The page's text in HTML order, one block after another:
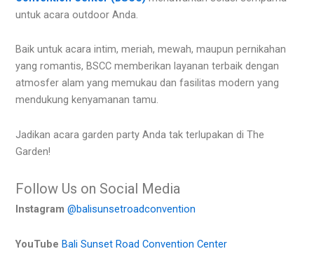
untuk acara outdoor Anda.
Baik untuk acara intim, meriah, mewah, maupun pernikahan
yang romantis, BSCC memberikan layanan terbaik dengan
atmosfer alam yang memukau dan fasilitas modern yang
mendukung kenyamanan tamu.
Jadikan acara garden party Anda tak terlupakan di The
Garden!
Follow Us on Social Media
Instagram @balisunsetroadconvention
YouTube Bali Sunset Road Convention Center